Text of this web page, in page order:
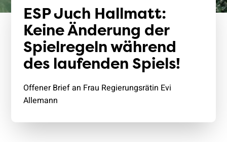
ESP Juch Hallmatt:
Keine Änderung der
Spielregeln während
des laufenden Spiels!
Offener Brief an Frau Regierungsrätin Evi
Allemann